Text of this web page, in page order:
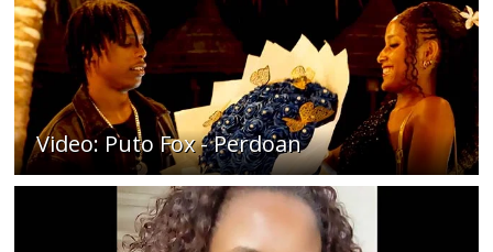
Video: Puto Fox - Perdoan